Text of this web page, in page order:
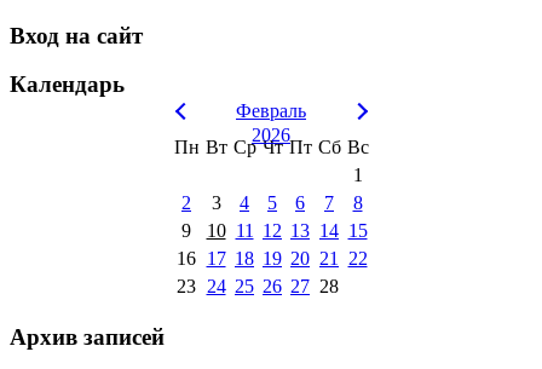
Вход на сайт
Календарь
Февраль
2026
Пн Вт Ср Чт Пт Сб Вс
1
2
3 4 5 6 7
8
9
10 11 12 13 14 15
16 17 18 19 20 21
22
23 24 25 26 27 28
Архив записей